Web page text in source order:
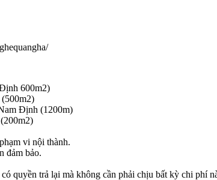
600m2)
Định (1200m)
vi nội thành.
đảm bảo.
quyền trả lại mà không cần phải chịu bất kỳ chi phí